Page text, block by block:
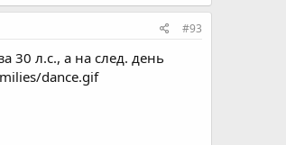
#93
30 л.с., а на след. день
dance.gif